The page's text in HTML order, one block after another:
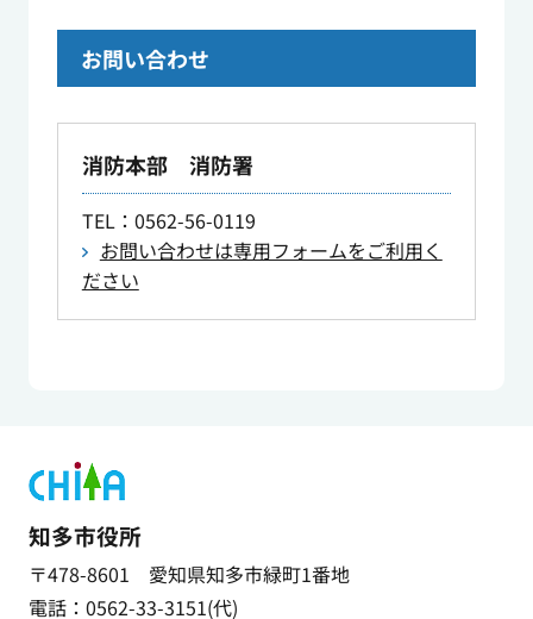
お問い合わせ
消防本部 消防署
TEL：0562-56-0119
お問い合わせは専用フォームをご利用く
ださい
知多市役所
〒478-8601 愛知県知多市緑町1番地
電話：0562-33-3151(代)